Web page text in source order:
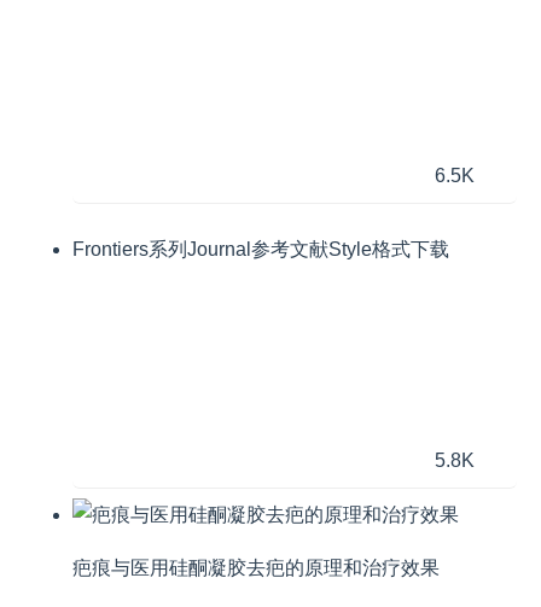
6.5K
Frontiers系列Journal参考文献Style格式下载
5.8K
疤痕与医用硅酮凝胶去疤的原理和治疗效果